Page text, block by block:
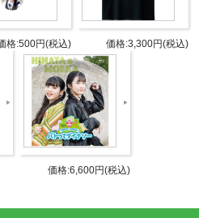
コミュニケーションズ株
コミュニケーションズ株
格:500円(税込) 価格:3,300円(税込)
価格:6,600円(税込)